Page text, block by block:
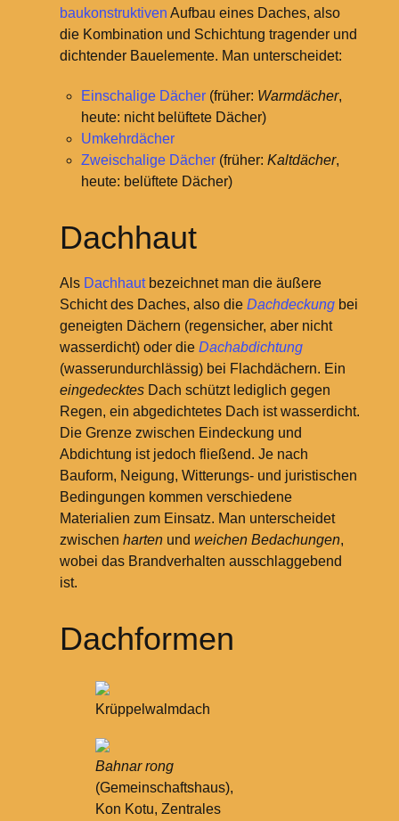
baukonstruktiven Aufbau eines Daches, also
die Kombination und Schichtung tragender und
dichtender Bauelemente. Man unterscheidet:
Einschalige Dächer(früher: Warmdächer,
heute: nicht belüftete Dächer)
Umkehrdächer
Zweischalige Dächer(früher: Kaltdächer,
heute: belüftete Dächer)
Dachhaut
Als Dachhautbezeichnet man die äußere
Schicht des Daches, also die Dachdeckungbei
geneigten Dächern (regensicher, aber nicht
wasserdicht) oder die Dachabdichtung
(wasserundurchlässig) bei Flachdächern. Ein
eingedecktesDach schützt lediglich gegen
Regen, ein abgedichtetes Dach ist wasserdicht.
Die Grenze zwischen Eindeckung und
Abdichtung ist jedoch fließend. Je nach
Bauform, Neigung, Witterungs- und juristischen
Bedingungen kommen verschiedene
Materialien zum Einsatz. Man unterscheidet
zwischen hartenund weichen Bedachungen,
wobei das Brandverhalten ausschlaggebend
ist.
Dachformen
Krüppelwalmdach
Bahnar rong
(Gemeinschaftshaus),
Kon Kotu, Zentrales